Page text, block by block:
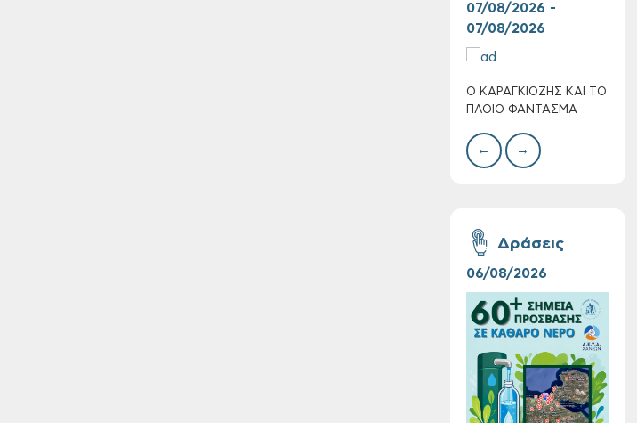
Τακτική συνεδρίαση
Δημοτικής
Επιτροπής στις 10-
08-2026
Επαναλειτουργία
του συστήματος
SeaTrac στην
παραλία του Αγίου
Ονουφρίου
07/08/2026 -
07/08/2026
Ο ΚΑΡΑΓΚΙΟΖΗΣ ΚΑΙ ΤΟ
ΠΛΟΙΟ ΦΑΝΤΑΣΜΑ
← →
Δράσεις
06/08/2026